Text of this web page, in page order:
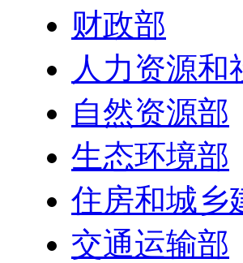
财政部
人力资源和
自然资源部
生态环境部
住房和城乡
交通运输部